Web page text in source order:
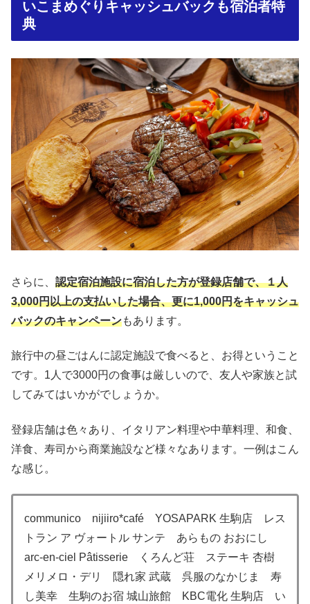
いこまめぐりキャッシュバックも宿泊者特
典
さらに、 認定宿泊施設に宿泊した方が登録店舗で、１人
3,000円以上の支払いした場合、更に1,000円をキャッシュ
バックのキャンペーンもあります。
旅行中の昼ごはんに認定施設で食べると、お得ということ
です。1人で3000円の食事は厳しいので、友人や家族と試
してみてはいかがでしょうか。
登録店舗は色々あり、イタリアン料理や中華料理、和食、
洋食、寿司から商業施設など様々なあります。一例はこん
な感じ。
communico nijiiro*café YOSAPARK 生駒店 レス
トラン ア ヴォートル サンテ あらもの おおにし
arc-en-ciel Pâtisserie くろんど荘 ステーキ 杏樹
メリメロ・デリ 隠れ家 武蔵 呉服のなかじま 寿
し美幸 生駒のお宿 城山旅館 KBC電化 生駒店 い